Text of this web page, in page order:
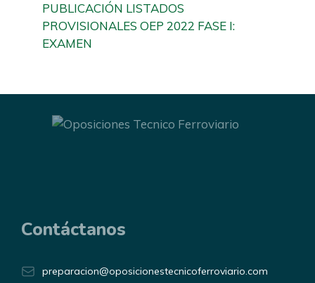
PUBLICACIÓN LISTADOS
PROVISIONALES OEP 2022 FASE I:
EXAMEN
Contáctanos
preparacion@oposicionestecnicoferroviario.com